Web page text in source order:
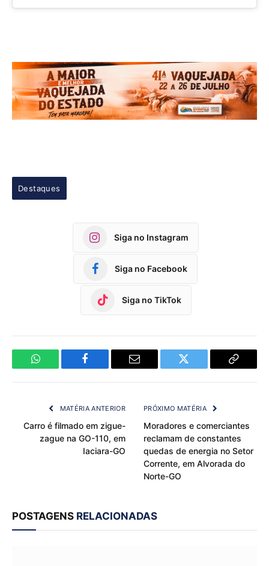
Destaques
Siga no Instagram
Siga no Facebook
Siga no TikTok
WhatsApp Facebook Email Twitter
Copy
MATÉRIA ANTERIOR
Carro é filmado em zigue-
zague na GO-110, em
Iaciara-GO
PRÓXIMO MATÉRIA
Moradores e comerciantes
reclamam de constantes
quedas de energia no Setor
Corrente, em Alvorada do
Norte-GO
POSTAGENS RELACIONADAS